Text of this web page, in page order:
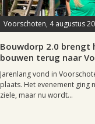
Voorschoten, 4 augustus
Bouwdorp 2.0 brengt
bouwen terug naar
Jarenlang vond in
plaats. Het evenement ging
ziele, maar nu wordt...